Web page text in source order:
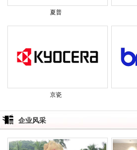
夏普
京瓷
企业风采